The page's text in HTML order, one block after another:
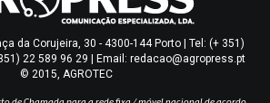
da Corujeira, 30 - 4300-144 Porto | Tel: (+ 351)
22 589 96 29 | Email: redacao@agropress.pt
© 2015, AGROTEC